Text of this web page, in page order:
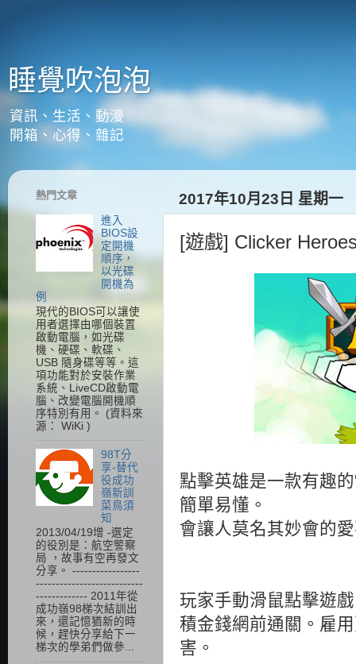
睡覺吹泡泡
資訊、生活、動漫
開箱、心得、雜記
2017年10月23日 星期一
[遊戲] Clicker
點擊英雄是一款有趣
簡單易懂。
會讓人莫名其妙會的
玩家手動滑鼠點擊遊
積金錢網前通關。雇
害。
熱門文章
進入
BIOS設
定開機
順序，
以光碟
開機為
例
現代的BIOS可以讓使
用者選擇由哪個裝置
啟動電腦，如光碟
機、硬碟、軟碟、
USB 隨身碟等等。這
項功能對於安裝作業
系統、LiveCD啟動電
腦、改變電腦開機順
序特別有用。 (資料來
源： WiKi )
98T分
享-替代
役成功
嶺新訓
菜鳥須
知
2013/04/19增 -選定
的役別是：航空警察
局 ，故事有空再發文
分享。 -----------------
---------------------------
------------- 2011年從
成功嶺98梯次結訓出
來，還記憶猶新的時
候，趕快分享給下一
梯次的學弟們做參...